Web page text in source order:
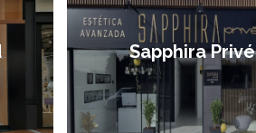
Sapphira Privé